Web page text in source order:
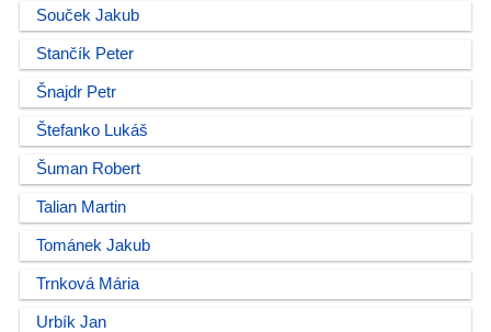
Souček Jakub
Stančík Peter
Šnajdr Petr
Štefanko Lukáš
Šuman Robert
Talian Martin
Tománek Jakub
Trnková Mária
Urbík Jan